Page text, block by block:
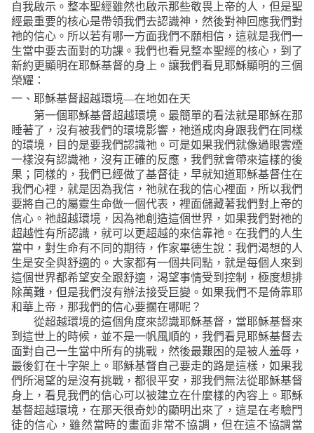
自我啟示。整本聖經雖然也啟示那些敬畏上帝的人，但是聖
經最重要的核心是帶領我們去認識神，然後對神回應我們對
祂的信心。所以若有哪一方面我們不願相信，這就是我們一
生當中要去面對的功課。我們也看見整本聖經的核心，到了
新約更顯明在耶穌基督的身上。讓我們看見耶穌顯明的三個
榮耀：
一、耶穌基督超越環境—在地如在天
第一個耶穌基督超越環境。最簡單的看法就是耶穌在那
睡著了，沒有被我們的環境影響，祂道成肉身跟我們在同樣
的環境，目的是要我們認識祂。可是如果我們就像過眼雲煙
一樣沒有認識祂，沒有正確的反應，我們就會帶來這樣的後
果；同樣的，我們已經做了基督徒，早就知道耶穌基督住在
我們心裡，就是因為我信，祂就在我的信心裡面，所以我們
要將自己的屬靈生命做一個代表，裡面儲藏著我們對上帝的
信心。祂超越環境，因為祂創造這個世界，如果我們對祂的
超越性有所認識，就可以更超越的來信靠祂。在我們的人生
當中，對生命有不同的期待，作家畢德生說：我們渴想的人
生是安全與舒適的。大家都有一個共同點，就是每個人來到
這個世界都希望安全跟舒適，渴望事情受到控制，極度想排
除萬難，但是我們沒有辦法接受巨變。如果我們不是倚靠耶
和華上帝，那我們的信心要擱在哪呢？
從超越環境的這個角度來認識耶穌基督，當耶穌基督來
到這世上的時候，並不是一帆風順的，我們看見耶穌基督去
面對自己一生當中所有的挑戰，然後最艱困的是被人羞辱，
最後釘在十字架上。耶穌基督自己要走的路是這樣，如果我
們所渴望的是沒有挑戰，都很平安，那我們無法從耶穌基督
身上，看見我們的信心可以被建立在什麼樣的內容上。耶穌
基督超越環境，在那天很奇妙的顯明出來了，這是在考驗門
徒的信心，雖然當時的畫面非常不協調，但在這不協調當